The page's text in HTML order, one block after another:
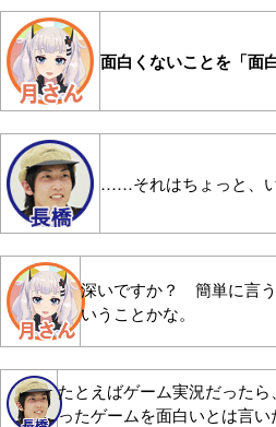
面白くないことを「面
……それはちょっと、い
深いですか？ 簡単に言う
いうことかな。
たとえばゲーム実況だった
ったゲームを面白いとは言い